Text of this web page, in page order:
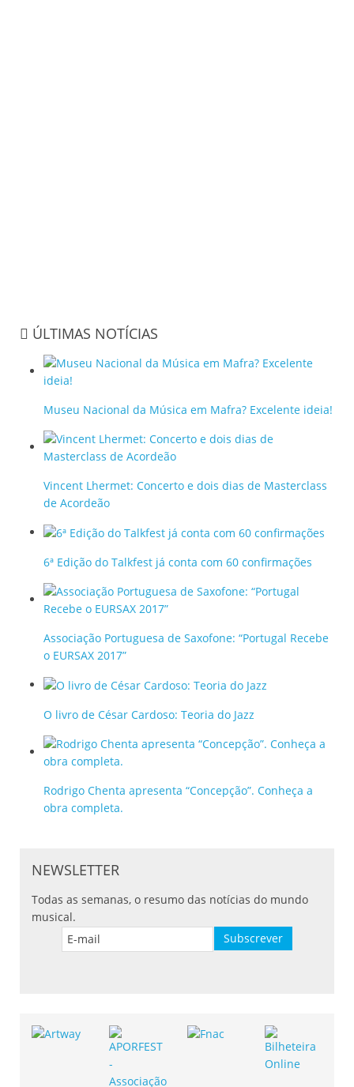
ÚLTIMAS NOTÍCIAS
Museu Nacional da Música em Mafra? Excelente ideia!
Vincent Lhermet: Concerto e dois dias de Masterclass
de Acordeão
6ª Edição do Talkfest já conta com 60 confirmações
Associação Portuguesa de Saxofone: “Portugal Recebe
o EURSAX 2017”
O livro de César Cardoso: Teoria do Jazz
Rodrigo Chenta apresenta “Concepção”. Conheça a
obra completa.
NEWSLETTER
Todas as semanas, o resumo das notícias do mundo
musical.